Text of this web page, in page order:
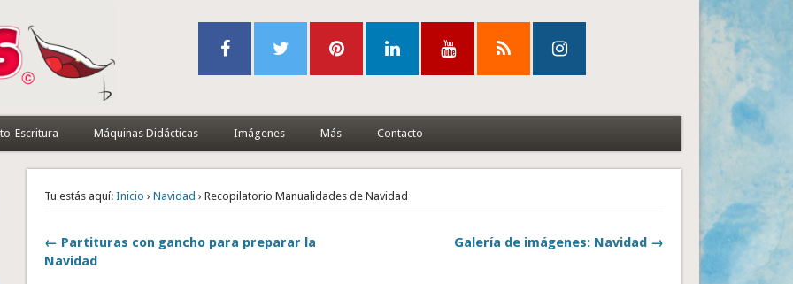
Escritura Máquinas Didácticas Imágenes Más Contacto
Tu estás aquí: Inicio ›Navidad › Recopilatorio Manualidades de Navidad
← Partituras con gancho para preparar la
Navidad
Galería de imágenes: Navidad →